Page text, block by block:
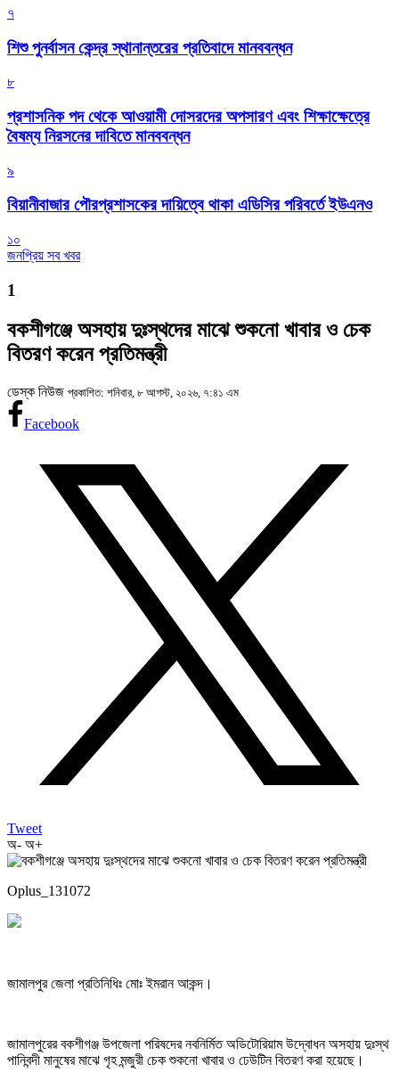
৭
শিশু পুনর্বাসন কেন্দ্র স্থানান্তরের প্রতিবাদে মানববন্ধন
৮
প্রশাসনিক পদ থেকে আওয়ামী দোসরদের অপসারণ এবং শিক্ষাক্ষেত্রে
বৈষম্য নিরসনের দাবিতে মানববন্ধন
৯
বিয়ানীবাজার পৌরপ্রশাসকের দায়িত্বে থাকা এডিসির পরিবর্তে ইউএনও
১০
জনপ্রিয় সব খবর
1
বকশীগঞ্জে অসহায় দুঃস্থদের মাঝে শুকনো খাবার ও চেক
বিতরণ করেন প্রতিমন্ত্রী
ডেস্ক নিউজ প্রকাশিত: শনিবার, ৮ আগস্ট, ২০২৬, ৭:৪১ এম
Facebook
Tweet
অ- অ+
Oplus_131072
জামালপুর জেলা প্রতিনিধিঃ মোঃ ইমরান আকন্দ।
জামালপুরের বকশীগঞ্জ উপজেলা পরিষদের নবনির্মিত অডিটোরিয়াম উদ্বোধন অসহায় দুঃস্থ
পানিবন্দী মানুষের মাঝে গৃহ মন্জুরী চেক শুকনো খাবার ও ঢেউটিন বিতরণ করা হয়েছে।